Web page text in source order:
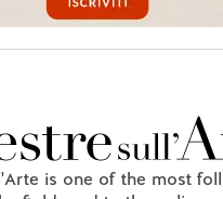
is one of the most